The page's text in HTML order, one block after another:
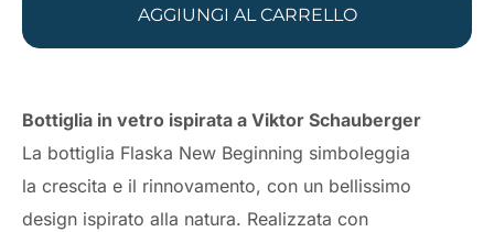
AGGIUNGI AL CARRELLO
Bottiglia in vetro ispirata a Viktor Schauberger
La bottiglia Flaska New Beginning simboleggia
la crescita e il rinnovamento, con un bellissimo
design ispirato alla natura. Realizzata con